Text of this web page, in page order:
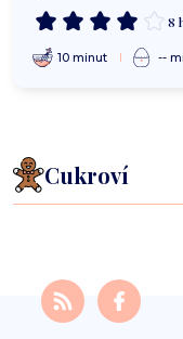
8
10 minut --
Cukroví